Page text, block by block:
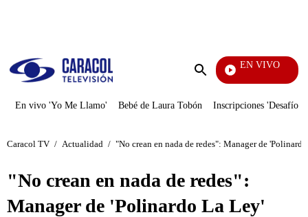
Enviar
EN VIVO
En vivo 'Yo Me Llamo' Bebé de Laura Tobón Inscripciones 'Desafío'
Caracol TV / Actualidad / "No crean en nada de redes": Manager de
"No crean en nada de redes":
Manager de 'Polinardo La Ley'